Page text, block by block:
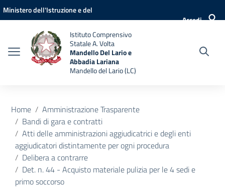
Vai ai contenuti
Vai al menu di navigazione
Vai al footer
Ministero dell'Istruzione e del
Accedi
Istituto Comprensivo
Statale A. Volta
Mandello Del Lario e
Abbadia Lariana
Mandello del Lario (LC)
Home
Amministrazione Trasparente
Bandi di gara e contratti
Atti delle amministrazioni aggiudicatrici e degli enti
aggiudicatori distintamente per ogni procedura
Delibera a contrarre
Det. n. 44 - Acquisto materiale pulizia per le 4 sedi e
primo soccorso